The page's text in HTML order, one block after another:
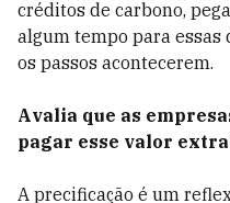
créditos de carbono,
algum tempo para essas
os passos acontecerem.
Avalia que as
pagar esse valor
A precificação é um